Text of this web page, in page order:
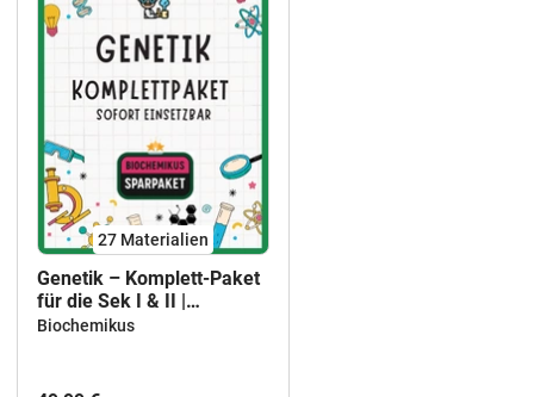
27 Materialien
Genetik – Komplett-Paket
für die Sek I & II |
Unterrichtseinheiten,
interaktives Material
Biochemikus